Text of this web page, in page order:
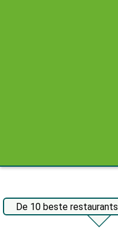
De 10 beste restaurants